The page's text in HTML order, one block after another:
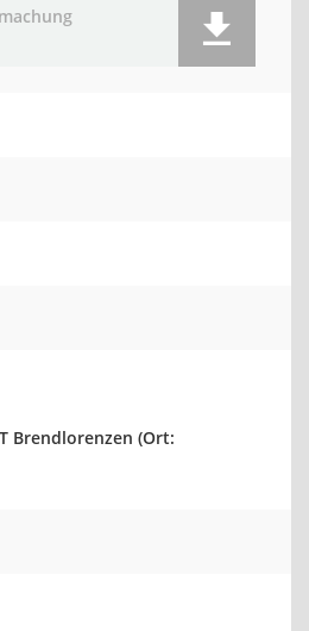
Brendlorenzen (Ort: